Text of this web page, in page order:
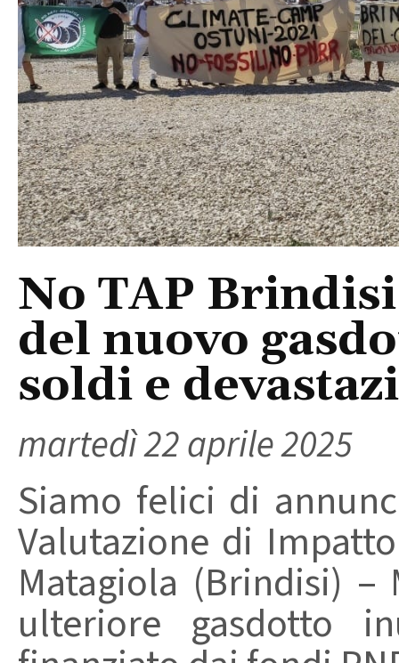
No TAP
del nuovo
soldi e
martedì 22 aprile 2025
Siamo felici di
Valutazione di
Matagiola (Brindisi)
ulteriore gasdotto